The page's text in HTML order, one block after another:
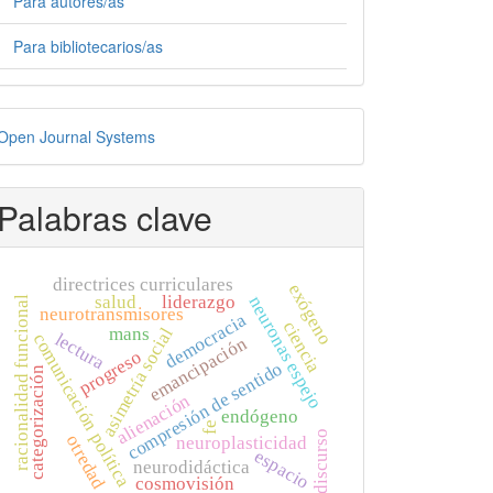
Para bibliotecarios/as
Journal Systems
Palabras clave
compresión de sentido
comunicación políticaasimetría social
neurodidáctica
neurotransmisores neuronas espejo
neuroplasticidad
alienación
emancipación
otredad
racionalidad funcional democracia
progreso
categorización discurso
liderazgo
espacio
endógeno
directrices curriculares
lectura ciencia
fe
mans
cosmovisión
exógeno
salud